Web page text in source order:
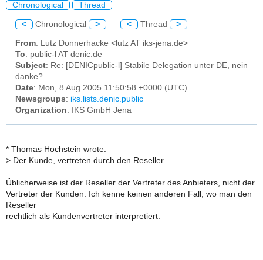
Chronological Thread
< Chronological > < Thread >
From: Lutz Donnerhacke <lutz AT iks-jena.de>
To: public-l AT denic.de
Subject: Re: [DENICpublic-l] Stabile Delegation unter DE, nein
danke?
Date: Mon, 8 Aug 2005 11:50:58 +0000 (UTC)
Newsgroups: iks.lists.denic.public
Organization: IKS GmbH Jena
* Thomas Hochstein wrote:
> Der Kunde, vertreten durch den Reseller.
Üblicherweise ist der Reseller der Vertreter des Anbieters, nicht der
Vertreter der Kunden. Ich kenne keinen anderen Fall, wo man den
Reseller
rechtlich als Kundenvertreter interpretiert.